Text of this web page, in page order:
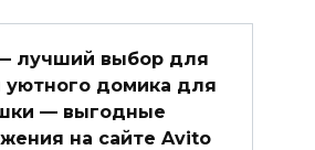
лучший выбор для
уютного домика для
— выгодные
на сайте Avito